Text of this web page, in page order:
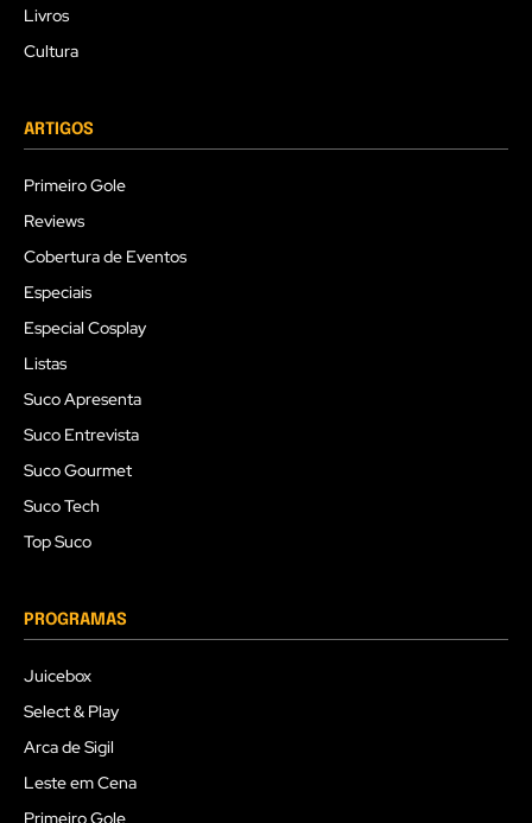
Livros
Cultura
ARTIGOS
Primeiro Gole
Reviews
Cobertura de Eventos
Especiais
Especial Cosplay
Listas
Suco Apresenta
Suco Entrevista
Suco Gourmet
Suco Tech
Top Suco
PROGRAMAS
Juicebox
Select & Play
Arca de Sigil
Leste em Cena
Primeiro Gole